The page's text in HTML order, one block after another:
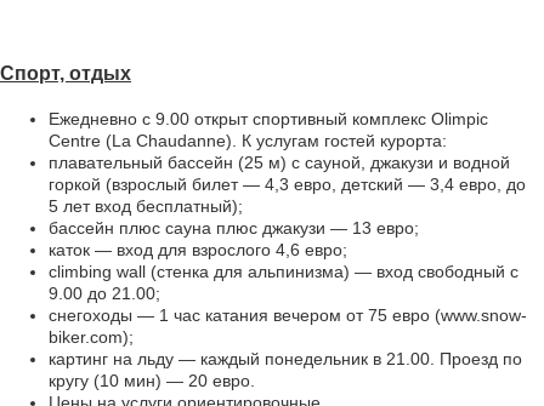
Спорт, отдых
Ежедневно с 9.00 открыт спортивный комплекс Olimpic
Centre (La Chaudanne). К услугам гостей курорта:
плавательный бассейн (25 м) с сауной, джакузи и водной
горкой (взрослый билет — 4,3 евро, детский — 3,4 евро, до
5 лет вход бесплатный);
бассейн плюс сауна плюс джакузи — 13 евро;
каток — вход для взрослого 4,6 евро;
climbing wall (стенка для альпинизма) — вход свободный с
9.00 до 21.00;
снегоходы — 1 час катания вечером от 75 евро (www.snow-
biker.com);
картинг на льду — каждый понедельник в 21.00. Проезд по
кругу (10 мин) — 20 евро.
Цены на услуги ориентировочные.